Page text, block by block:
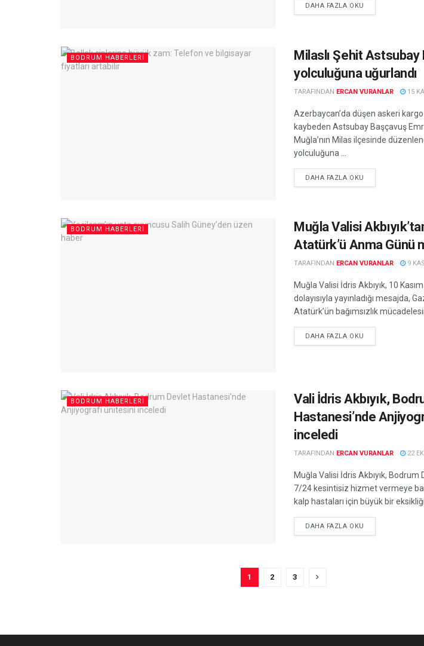
DAHA FAZLA OKU
BODRUM HABERLERI
Milaslı Şehit Astsubay
yolculuğuna uğurlandı
TARAFINDAN ERCAN VURANLAR 15
Azerbaycan’da düşen askeri kargo
kaybeden Astsubay Başçavuş
Muğla’nın Milas ilçesinde
yolculuğuna ...
DAHA FAZLA OKU
BODRUM HABERLERI
Muğla Valisi
Atatürk’ü Anma Günü
TARAFINDAN ERCAN VURANLAR 9
Muğla Valisi İdris Akbıyık, 10
dolayısıyla yayınladığı mesajda,
Atatürk’ün bağımsızlık
DAHA FAZLA OKU
BODRUM HABERLERI
Vali İdris Akbıyık,
Hastanesi’nde
inceledi
TARAFINDAN ERCAN VURANLAR 22
Muğla Valisi İdris Akbıyık, Bodrum
7/24 kesintisiz hizmet vermeye
kalp hastaları için büyük bir eksikliği
DAHA FAZLA OKU
1 2 3